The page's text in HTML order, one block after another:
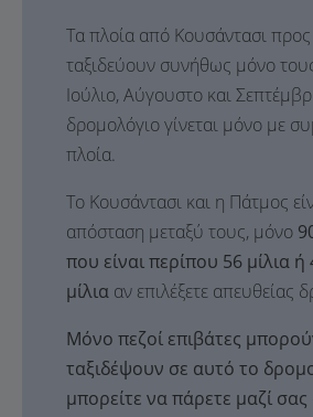
Τα πλοία από Κουσάντασι
ταξιδεύουν συνήθως μόνο
Ιούλιο, Αύγουστο και
δρομολόγιο γίνεται μόνο με
πλοία.
Το Κουσάντασι και η Πάτμος
απόσταση μεταξύ τους, μόνο
που είναι περίπου 56 μίλια ή
μίλια αν επιλέξετε απευθείας
Μόνο πεζοί επιβάτες
ταξιδέψουν σε αυτό το
μπορείτε να πάρετε μαζί